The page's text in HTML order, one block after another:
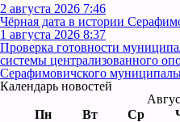
2 августа 2026 7:46
Чёрная дата в истории
1 августа 2026 8:37
Проверка готовности
системы централизованного
Серафимовичского
Календарь новостей
Пн
Вт Ср